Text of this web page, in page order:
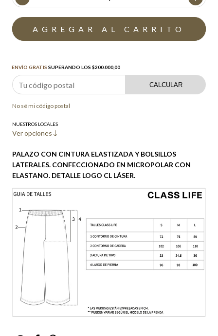
ENVÍO GRATIS SUPERANDO LOS $200.000,00
CALCULAR
No sé mi código postal
NUESTROS LOCALES
Ver opciones
PALAZO CON CINTURA ELASTIZADA Y BOLSILLOS
LATERALES. CONFECCIONADO EN MICROPOLAR CON
ELASTANO. DETALLE LOGO CL LÁSER.